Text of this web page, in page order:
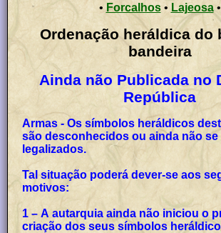
•Forcalhos• Lajeosa•
Ordenação heráldica do
bandeira
Ainda não Publicada no
República
Armas - Os símbolos heráldicos
são desconhecidos ou ainda não
legalizados.
Tal situação poderá dever-se aos
motivos:
1 – A autarquia ainda não iniciou o
criação dos seus símbolos